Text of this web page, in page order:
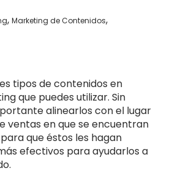
,Marketing de Contenidos,
tipos de contenidos en
que puedes utilizar. Sin
alinearlos con el lugar
ventas en que se encuentran
que éstos les hagan
efectivos para ayudarlos a